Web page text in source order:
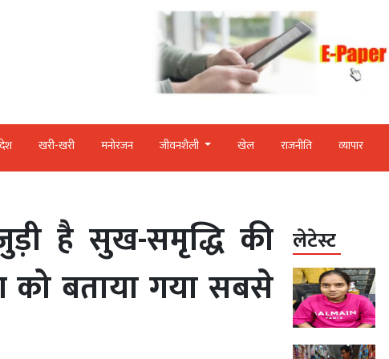
खरी-खरी मनोरंजन जीवनशैली खेल राजनीति व्‍यापार
है सुख-समृद्धि की
को बताया गया सबसे
लेटेस्ट